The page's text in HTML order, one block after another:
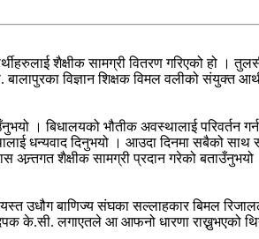
शैक्षीक सामग्री वितरण गरिएको हो ।
विज्ञान शिक्षक विमल वलीको संयुक्त
। बिधालयको भौतीक अवस्थालाई परिवर्तन
धन्यवाद दिनुभयो । आउदा दिनमा सबैको साथ
शैक्षीक सामग्री प्रदान गरेको
उधौग बाणिज्य संघका सल्लाहकार बिमल
के.सी. लगाएतले आ आफनो धारणा राख्नुभएको